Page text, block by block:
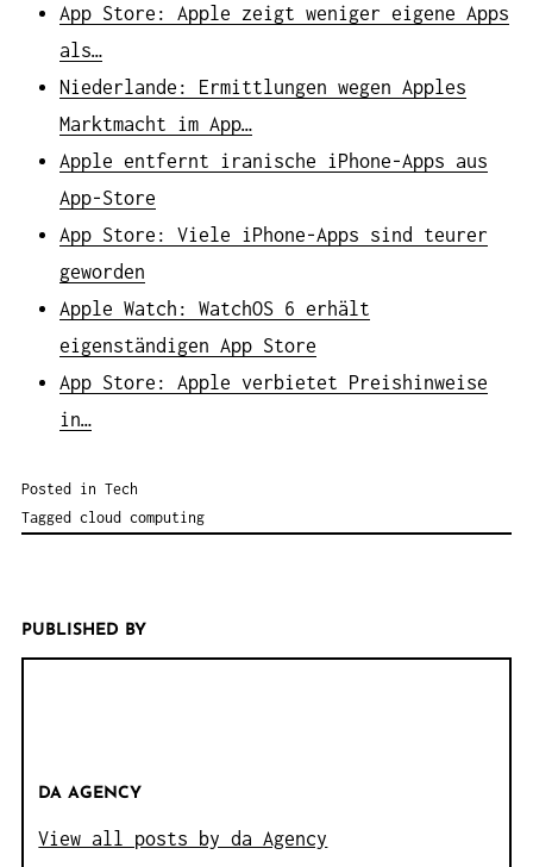
App Store: Apple zeigt weniger eigene Apps
als…
Niederlande: Ermittlungen wegen Apples
Marktmacht im App…
Apple entfernt iranische iPhone-Apps aus
App-Store
App Store: Viele iPhone-Apps sind teurer
geworden
Apple Watch: WatchOS 6 erhält
eigenständigen App Store
App Store: Apple verbietet Preishinweise
in…
Posted in Tech
Tagged cloud computing
PUBLISHED BY
DA AGENCY
View all posts by da Agency